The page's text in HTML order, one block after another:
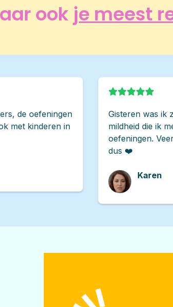
ook je meest
de oefeningen
met kinderen in
Gisteren was ik
mildheid die ik
oefeningen.
dus ❤️
Karen